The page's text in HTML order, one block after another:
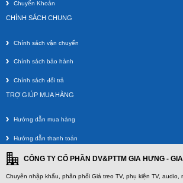
Giá Treo 2 Màn Hình Để Bàn F160
Chuyển Khoản
CHÍNH SÁCH CHUNG
Chính sách vận chuyển
Chính sách bảo hành
Chính sách đổi trả
TRỢ GIÚP MUA HÀNG
Hướng dẫn mua hàng
Hướng dẫn thanh toán
CÔNG TY CỔ PHẦN DV&PTTM GIA HƯNG -
Chuyên nhập khẩu, phân phối Giá treo TV, phụ kiện TV, audio,